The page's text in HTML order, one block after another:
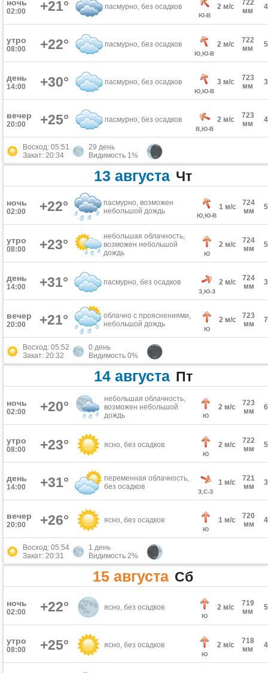
ночь
02:00 +21° пасмурно, без осадков
Ю-В
2 м/с
722
мм
утро
08:00 +22° пасмурно, без осадков
Ю,Ю-В
2 м/с
722
мм
день
14:00 +30° пасмурно, без осадков
Ю,Ю-В
3 м/с
723
мм
вечер
20:00 +25° пасмурно, без осадков
В,Ю-В
2 м/с
723
мм
Восход: 05:51
Закат: 20:34
29 день
Видимость 1%
13 августа Чт
ночь
02:00 +22°
пасмурно, возможен
небольшой дождь
Ю,Ю-В
1 м/с
724
мм
утро
08:00 +23°
небольшая облачность,
возможен небольшой
дождь
Ю
2 м/с
724
мм
день
14:00 +31° пасмурно, без осадков
З,Ю-З
2 м/с
724
мм
вечер
20:00 +21°
облачно с прояснениями,
небольшой дождь
Ю
2 м/с
723
мм
Восход: 05:52
Закат: 20:32
0 день
Видимость 0%
14 августа Пт
ночь
02:00 +20°
небольшая облачность,
возможен небольшой
дождь
Ю
2 м/с
723
мм
утро
08:00 +23° ясно, без осадков
Ю
2 м/с
722
мм
день
14:00 +31°
переменная облачность,
без осадков
З,С-З
1 м/с
721
мм
вечер
20:00 +26° ясно, без осадков
Ю
1 м/с
720
мм
Восход: 05:54
Закат: 20:31
1 день
Видимость 2%
15 августа Сб
ночь
02:00 +22° ясно, без осадков
Ю
2 м/с
719
мм
утро
08:00 +25° ясно, без осадков
Ю
2 м/с
718
мм